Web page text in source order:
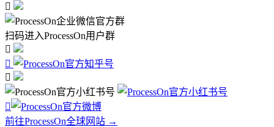

扫码进入ProcessOn用户群




前往ProcessOn全球网站 →